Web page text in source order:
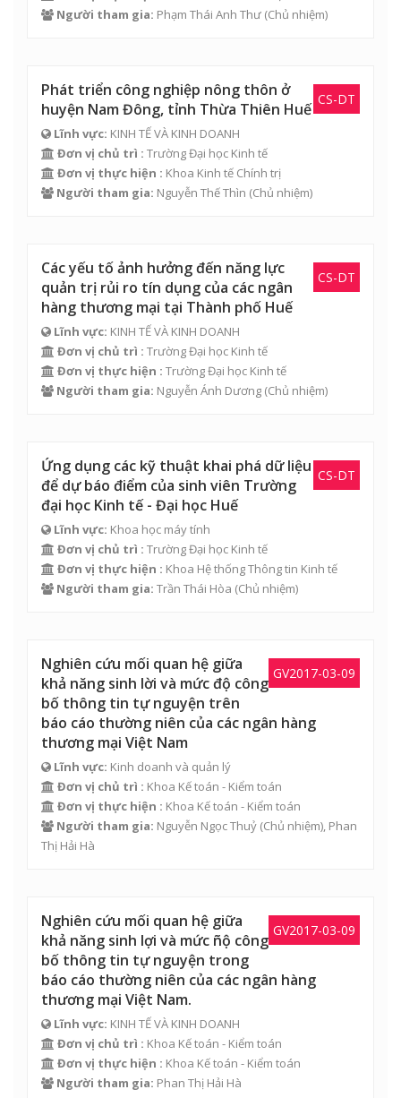
Người tham gia: Phạm Thái Anh Thư (Chủ nhiệm)
CS-DT
Phát triển công nghiệp nông thôn ở
huyện Nam Đông, tỉnh Thừa Thiên Huế
Lĩnh vực: KINH TẾ VÀ KINH DOANH
Đơn vị chủ trì : Trường Đại học Kinh tế
Đơn vị thực hiện : Khoa Kinh tế Chính trị
Người tham gia: Nguyễn Thế Thìn (Chủ nhiệm)
CS-DT
Các yếu tố ảnh hưởng đến năng lực
quản trị rủi ro tín dụng của các ngân
hàng thương mại tại Thành phố Huế
Lĩnh vực: KINH TẾ VÀ KINH DOANH
Đơn vị chủ trì : Trường Đại học Kinh tế
Đơn vị thực hiện : Trường Đại học Kinh tế
Người tham gia: Nguyễn Ánh Dương (Chủ nhiệm)
CS-DT
Ứng dụng các kỹ thuật khai phá dữ liệu
để dự báo điểm của sinh viên Trường
đại học Kinh tế - Đại học Huế
Lĩnh vực: Khoa học máy tính
Đơn vị chủ trì : Trường Đại học Kinh tế
Đơn vị thực hiện : Khoa Hệ thống Thông tin Kinh tế
Người tham gia: Trần Thái Hòa (Chủ nhiệm)
GV2017-03-09
Nghiên cứu mối quan hệ giữa
khả năng sinh lời và mức độ công
bố thông tin tự nguyện trên
báo cáo thường niên của các ngân hàng
thương mại Việt Nam
Lĩnh vực: Kinh doanh và quản lý
Đơn vị chủ trì : Khoa Kế toán - Kiểm toán
Đơn vị thực hiện : Khoa Kế toán - Kiểm toán
Người tham gia: Nguyễn Ngọc Thuỷ (Chủ nhiệm), Phan
Thị Hải Hà
GV2017-03-09
Nghiên cứu mối quan hệ giữa
khả năng sinh lợi và mức ñộ công
bố thông tin tự nguyện trong
báo cáo thường niên của các ngân hàng
thương mại Việt Nam.
Lĩnh vực: KINH TẾ VÀ KINH DOANH
Đơn vị chủ trì : Khoa Kế toán - Kiểm toán
Đơn vị thực hiện : Khoa Kế toán - Kiểm toán
Người tham gia: Phan Thị Hải Hà